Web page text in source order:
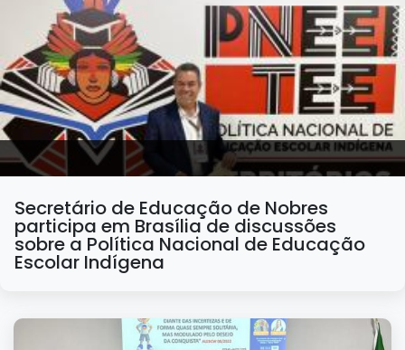
Secretário de Educação de Nobres
participa em Brasília de discussões
sobre a Política Nacional de Educação
Escolar Indígena